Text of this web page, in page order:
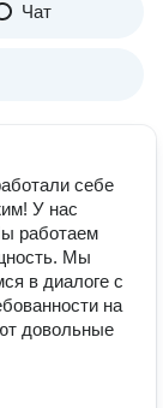
Чат
себе
У нас
работаем
Мы
в диалоге с
на
довольные